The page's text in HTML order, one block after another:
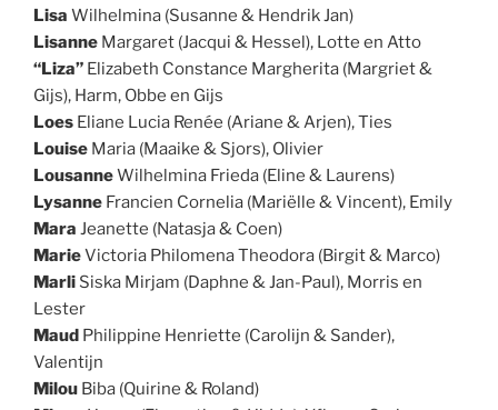
Lisa Wilhelmina (Susanne & Hendrik Jan)
Lisanne Margaret (Jacqui & Hessel), Lotte en Atto
“Liza” Elizabeth Constance Margherita (Margriet &
Gijs), Harm, Obbe en Gijs
Loes Eliane Lucia Renée (Ariane & Arjen), Ties
Louise Maria (Maaike & Sjors), Olivier
LousanneWilhelmina Frieda (Eline & Laurens)
Lysanne Francien Cornelia (Mariëlle & Vincent), Emily
Mara Jeanette (Natasja & Coen)
MarieVictoria Philomena Theodora (Birgit & Marco)
Marli Siska Mirjam (Daphne & Jan-Paul), Morris en
Lester
Maud Philippine Henriette (Carolijn & Sander),
Valentijn
Milou Biba (Quirine & Roland)